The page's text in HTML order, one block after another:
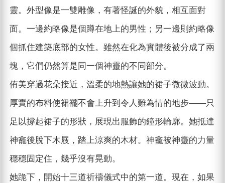
靈。外型像是一雙雕像，有著怪誕的外貌，相互面對
面。一邊約略像是個蹲在地上的男性；另一邊則約略像
個抓住建築底部的女性。雖然在化為實體後被分成了兩
塊，它們仍然算是同一個神靈的不同部分。
侑美穿過花朵接近，溫柔的地熱讓她的裙子微微波動。
厚實的布料使裙襬不會上升到令人難為情的地步——只
足以撐起裙子的形狀，展現出服飾的鐘形輪廓。她抵達
神龕後脫下木屐，踏上涼爽的木材。神龕被神靈的力量
穩穩固定住，幾乎沒有晃動。
她跪下，開始十三道祈禱儀式中的第一道。現在，如果